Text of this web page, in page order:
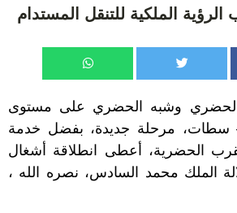
الملكية للتنقل المستدام
الحضري وشبه الحضري على مستوى
– سطات، مرحلة جديدة، بفضل خدمة
الحضرية، أعطى انطلاقة أشغال
الملك محمد السادس، نصره الله ،